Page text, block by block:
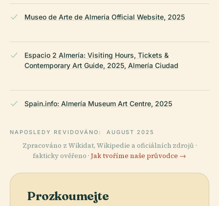
Museo de Arte de Almería Official Website, 2025
Espacio 2 Almería: Visiting Hours, Tickets &
Contemporary Art Guide, 2025, Almería Ciudad
Spain.info: Almería Museum Art Centre, 2025
NAPOSLEDY REVIDOVÁNO: AUGUST 2025
Zpracováno z Wikidat, Wikipedie a oficiálních zdrojů ·
fakticky ověřeno · Jak tvoříme naše průvodce →
Prozkoumejte